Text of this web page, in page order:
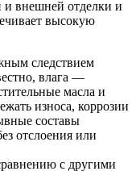
и внешней отделки и
высокую
следствием
влага —
масла и
износа, коррозии
составы
отслоения или
с другими